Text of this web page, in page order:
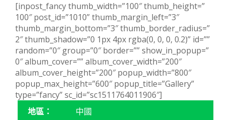
[inpost_fancy thumb_width=”100″ thumb_height=”
100″ post_id=”1010” thumb_margin_left=”3″
thumb_margin_bottom=”3″ thumb_border_radius=”
2″ thumb_shadow=”0 1px 4px rgba(0, 0, 0, 0.2)” id=””
random=”0″ group=”0″ border=”” show_in_popup=”
0″ album_cover=”” album_cover_width=”200″
album_cover_height=”200″ popup_width=”800″
popup_max_height=”600″ popup_title=”Gallery”
type=”fancy” sc_id=”sc1511764011906″]
地區：
中國